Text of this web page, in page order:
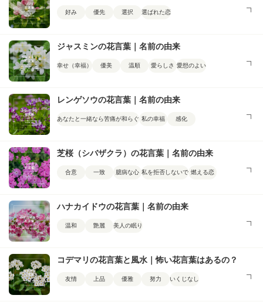
好み 優先 選択 選ばれた恋
ジャスミンの花言葉｜名前の由来
幸せ（幸福） 優美 温順 愛らしさ 愛想のよい
レンゲソウの花言葉｜名前の由来
あなたと一緒なら苦痛が和らぐ 私の幸福 感化
芝桜（シバザクラ）の花言葉｜名前の由来
合意 一致 臆病な心 私を拒否しないで 燃える恋
ハナカイドウの花言葉｜名前の由来
温和 艶麗 美人の眠り
コデマリの花言葉と風水｜怖い花言葉はあるの？
友情 上品 優雅 努力 いくじなし